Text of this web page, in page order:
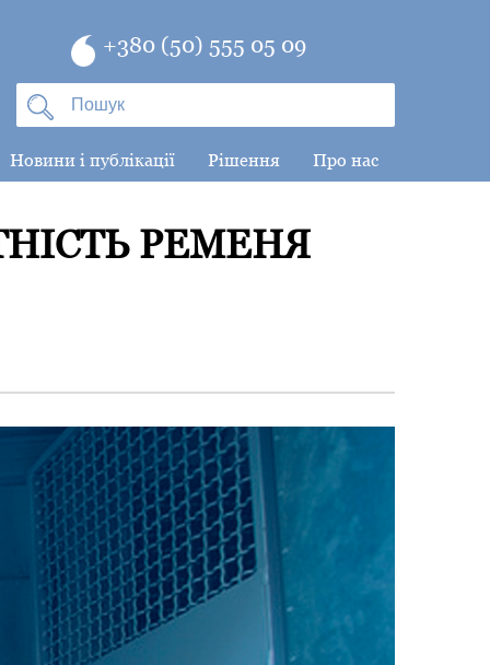
+380 (50) 555 05 09
Новини і публікації Рішення Про нас
РЕМЕНЯ